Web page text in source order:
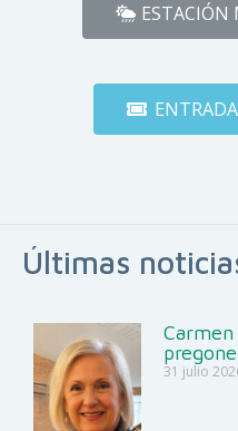
ESTACIÓN
Últimas
31 julio